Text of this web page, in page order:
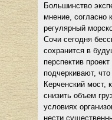
Большинство
мнение, согласно
регулярный
Сочи сегодня
сохранится в
перспектив
подчеркивают,
Керченский мост,
снизить объем
условиях
нести